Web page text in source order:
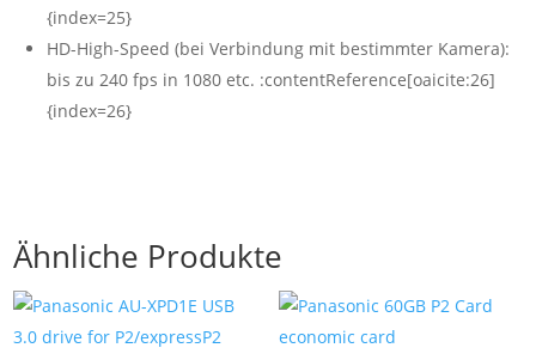
{index=25}
HD-High-Speed (bei Verbindung mit bestimmter Kamera):
bis zu 240 fps in 1080 etc. :contentReference[oaicite:26]
{index=26}
Ähnliche Produkte